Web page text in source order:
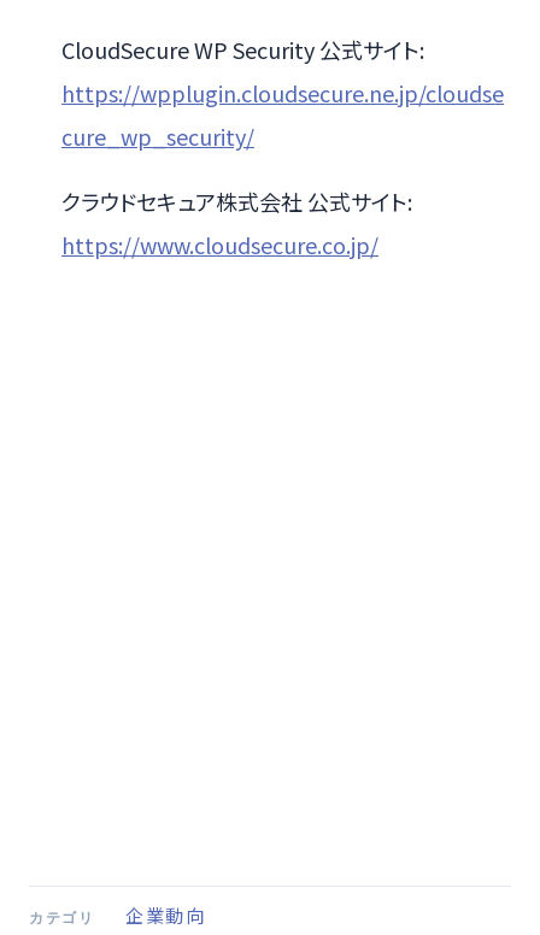
CloudSecure WP Security 公式サイト:
https://wpplugin.cloudsecure.ne.jp/cloudse
cure_wp_security/
クラウドセキュア株式会社 公式サイト:
https://www.cloudsecure.co.jp/
カテゴリ 企業動向